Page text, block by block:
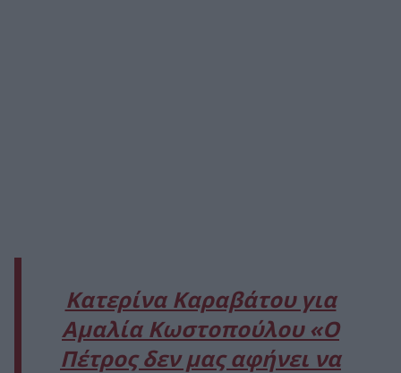
Κατερίνα Καραβάτου για
Αμαλία Κωστοπούλου «Ο
Πέτρος δεν μας αφήνει να